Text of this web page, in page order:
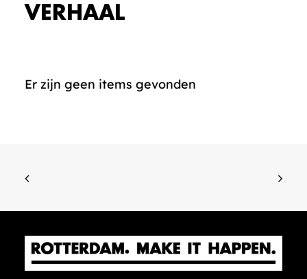
VERHAAL
Er zijn geen items gevonden